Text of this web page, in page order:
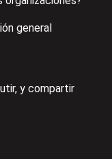
general
y compartir